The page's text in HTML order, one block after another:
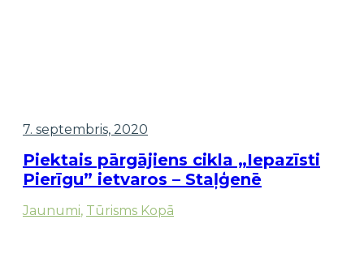
7. septembris, 2020
Piektais pārgājiens cikla „Iepazīsti
Pierīgu” ietvaros – Staļģenē
Jaunumi, Tūrisms Kopā